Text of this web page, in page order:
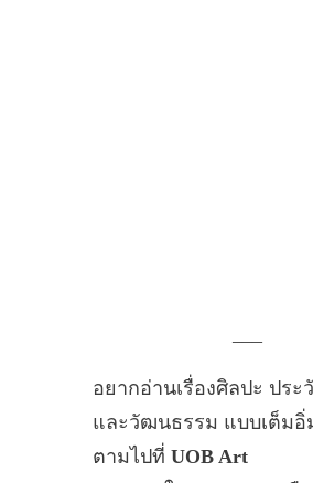
อยากอ่านเรื่องศิลปะ ประ
และวัฒนธรรม แบบเต็มอิ่
ตามไปที่ UOB Art